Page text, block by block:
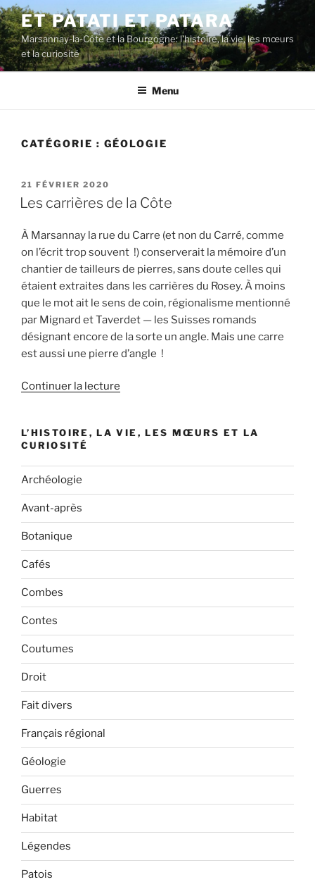
Aller
au
contenu
principal
ET PATATI ET PATARA
Marsannay-la-Côte et la Bourgogne: l'histoire, la vie, les mœurs
et la curiosité
Menu
CATÉGORIE : GÉOLOGIE
PUBLIÉ
LE
21 FÉVRIER 2020
Les carrières de la Côte
À Marsannay la rue du Carre (et non du Carré, comme
on l’écrit trop souvent !) conserverait la mémoire d’un
chantier de tailleurs de pierres, sans doute celles qui
étaient extraites dans les carrières du Rosey. À moins
que le mot ait le sens de coin, régionalisme mentionné
par Mignard et Taverdet — les Suisses romands
désignant encore de la sorte un angle. Mais une carre
est aussi une pierre d’angle !
Continuer la lecture
de
Côte »
L’HISTOIRE, LA VIE, LES MŒURS ET LA
CURIOSITÉ
Archéologie
Avant-après
Botanique
Cafés
Combes
Contes
Coutumes
Droit
Fait divers
Français régional
Géologie
Guerres
Habitat
Légendes
Patois